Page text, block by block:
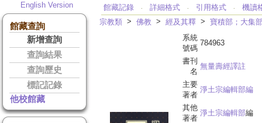
English Version
館藏查詢
新增查詢
查詢結果
查詢歷史
標記記錄
他校館藏
館藏記錄 ‧ 詳細格式 ‧ 引用格式 ‧
機讀
宗教類 > 佛教 > 經及其釋 > 寶積部；大集
系統
號碼
784963
書刊
名
無量壽經譯註
主要
著者
淨土宗編輯部編
其他
著者
淨土宗編輯部編